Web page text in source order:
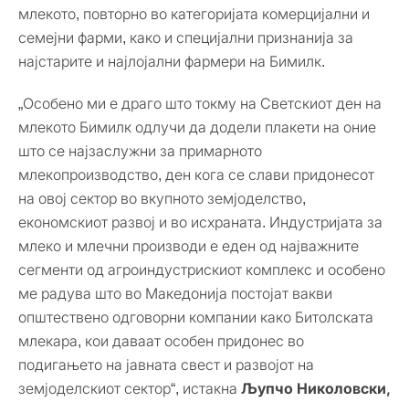
млекото, повторно во категоријата комерцијални и
семејни фарми, како и специјални признанија за
најстарите и најлојални фармери на Бимилк.
„Особено ми е драго што токму на Светскиот ден на
млекото Бимилк одлучи да додели плакети на оние
што се најзаслужни за примарното
млекопроизводство, ден кога се слави придонесот
на овој сектор во вкупното земјоделство,
економскиот развој и во исхраната. Индустријата за
млеко и млечни производи е еден од најважните
сегменти од агроиндустрискиот комплекс и особено
ме радува што во Македонија постојат вакви
општествено одговорни компании како Битолската
млекара, кои даваат особен придонес во
подигањето на јавната свест и развојот на
земјоделскиот сектор“, истакна Љупчо Николовски,